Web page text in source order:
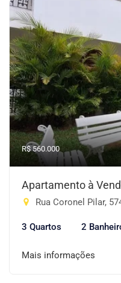
R$ 560.000
Apartamento à
Rua Coronel Pilar,
3 Quartos 2
Mais informações